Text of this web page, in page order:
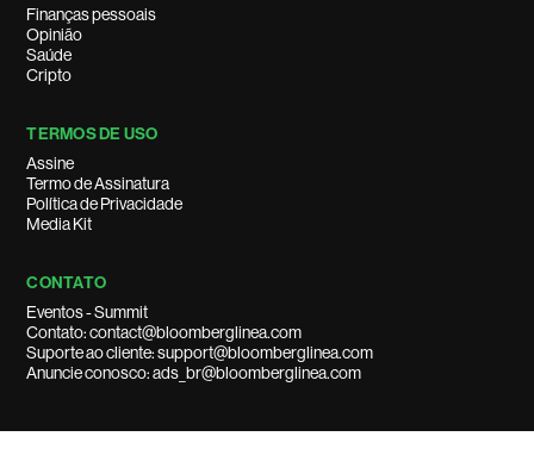
Finanças pessoais
Opinião
Saúde
Cripto
TERMOS DE USO
Assine
Termo de Assinatura
Política de Privacidade
Media Kit
CONTATO
Eventos - Summit
Contato: contact@bloomberglinea.com
Suporte ao cliente: support@bloomberglinea.com
Anuncie conosco: ads_br@bloomberglinea.com